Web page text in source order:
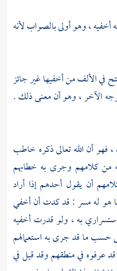
، وهو أولى بالصواب لأنه
في الألف من أخفيها غير جائز
الآخر ، وهو أن معنى ذلك .
أن الله تعالى ذكره خاطب
من كلامهم وجرى به خطابهم
أن يقول أحدهم إذا أراد
هو له مسر : قد كدت أن أخفي
به ، ولو قدرت أخفيه
حسب ما قد جرى به استعمالهم
عرفوه في منطقهم وقد قيل في